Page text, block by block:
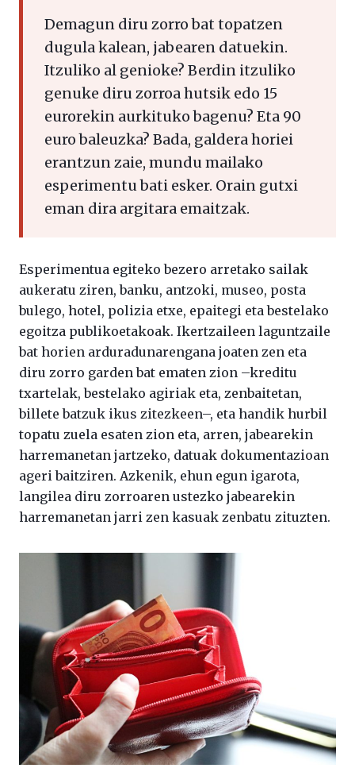
Demagun diru zorro bat topatzen
dugula kalean, jabearen datuekin.
Itzuliko al genioke? Berdin itzuliko
genuke diru zorroa hutsik edo 15
eurorekin aurkituko bagenu? Eta 90
euro baleuzka? Bada, galdera horiei
erantzun zaie, mundu mailako
esperimentu bati esker. Orain gutxi
eman dira argitara emaitzak.
Esperimentua egiteko bezero arretako sailak
aukeratu ziren, banku, antzoki, museo, posta
bulego, hotel, polizia etxe, epaitegi eta bestelako
egoitza publikoetakoak. Ikertzaileen laguntzaile
bat horien arduradunarengana joaten zen eta
diru zorro garden bat ematen zion –kreditu
txartelak, bestelako agiriak eta, zenbaitetan,
billete batzuk ikus zitezkeen–, eta handik hurbil
topatu zuela esaten zion eta, arren, jabearekin
harremanetan jartzeko, datuak dokumentazioan
ageri baitziren. Azkenik, ehun egun igarota,
langilea diru zorroaren ustezko jabearekin
harremanetan jarri zen kasuak zenbatu zituzten.